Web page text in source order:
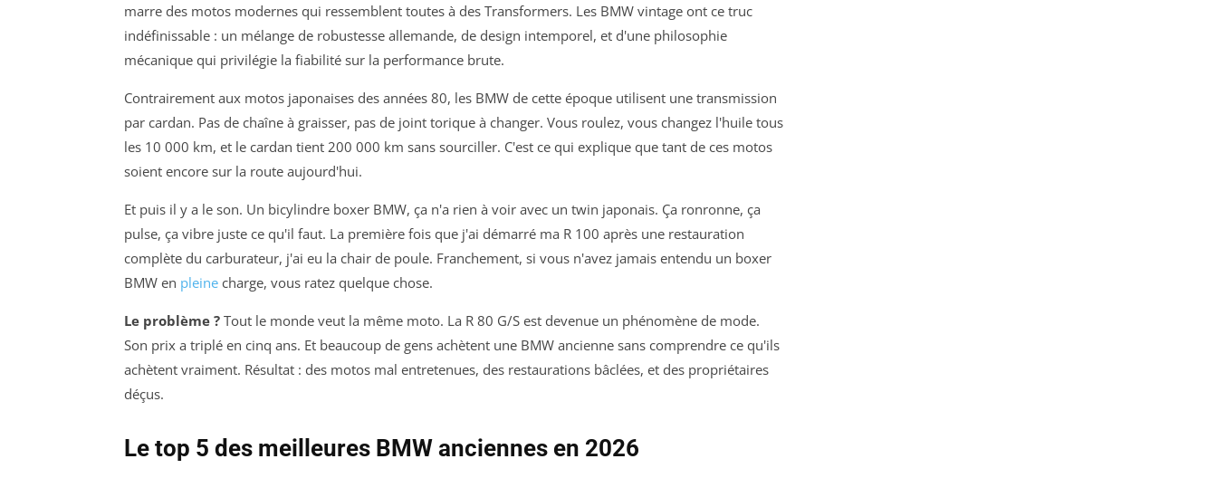
marre des motos modernes qui ressemblent toutes à des Transformers. Les BMW vintage ont ce truc
indéfinissable : un mélange de robustesse allemande, de design intemporel, et d'une philosophie
mécanique qui privilégie la fiabilité sur la performance brute.
Contrairement aux motos japonaises des années 80, les BMW de cette époque utilisent une transmission
par cardan. Pas de chaîne à graisser, pas de joint torique à changer. Vous roulez, vous changez l'huile tous
les 10 000 km, et le cardan tient 200 000 km sans sourciller. C'est ce qui explique que tant de ces motos
soient encore sur la route aujourd'hui.
Et puis il y a le son. Un bicylindre boxer BMW, ça n'a rien à voir avec un twin japonais. Ça ronronne, ça
pulse, ça vibre juste ce qu'il faut. La première fois que j'ai démarré ma R 100 après une restauration
complète du carburateur, j'ai eu la chair de poule. Franchement, si vous n'avez jamais entendu un boxer
BMW en pleine charge, vous ratez quelque chose.
Le problème ? Tout le monde veut la même moto. La R 80 G/S est devenue un phénomène de mode.
Son prix a triplé en cinq ans. Et beaucoup de gens achètent une BMW ancienne sans comprendre ce qu'ils
achètent vraiment. Résultat : des motos mal entretenues, des restaurations bâclées, et des propriétaires
déçus.
Le top 5 des meilleures BMW anciennes en 2026